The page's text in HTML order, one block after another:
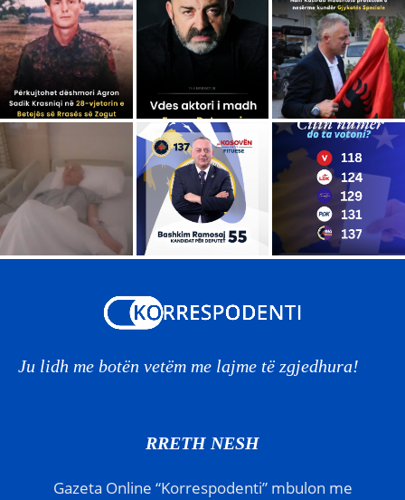
Ju lidh me botën vetëm me lajme të zgjedhura!
RRETH NESH
Gazeta Online “Korrespodenti” mbulon me